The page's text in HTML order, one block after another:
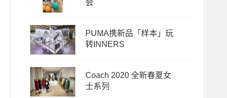
会
PUMA携新品「样本」玩
转INNERS
Coach 2020 全新春夏女
士系列